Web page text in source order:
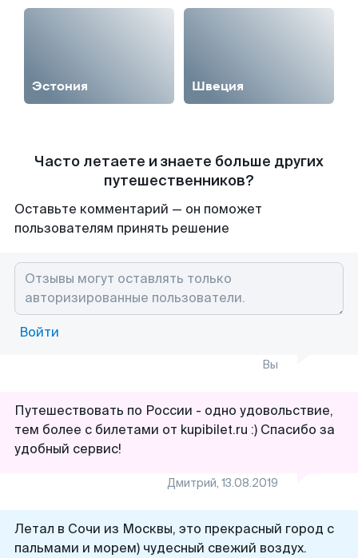
Эстония Швеция
Часто летаете и знаете больше других
путешественников?
Оставьте комментарий — он поможет
пользователям принять решение
Войти
Вы
Путешествовать по России - одно удовольствие,
тем более с билетами от kupibilet.ru :) Спасибо за
удобный сервис!
Дмитрий, 13.08.2019
Летал в Сочи из Москвы, это прекрасный город с
пальмами и морем) чудесный свежий воздух.